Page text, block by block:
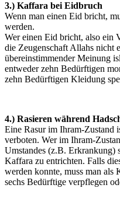
3.) Kaffara bei Eidbruch
Wenn man einen Eid bricht,
werden.
Wer einen Eid bricht, also ein
die Zeugenschaft Allahs nicht
übereinstimmender Meinung
entweder zehn Bedürftigen
zehn Bedürftigen Kleidung
4.) Rasieren während
Eine Rasur im Ihram-Zustand
verboten. Wer im Ihram-
Umstandes (z.B. Erkrankung)
Kaffara zu entrichten. Falls
werden konnte, muss man als
sechs Bedürftige verpflegen